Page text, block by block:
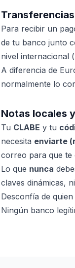
Para recibir un
de tu banco junto
nivel internacional
A diferencia de
normalmente lo
Notas locales
Tu CLABE y tu
necesita enviarte
correo para que te
Lo que nunca
claves dinámicas,
Desconfía de
Ningún banco